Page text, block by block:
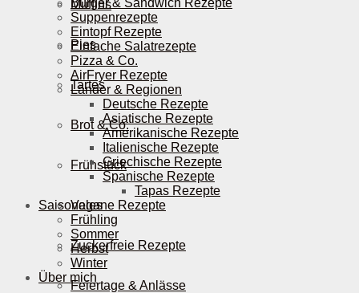
Muffins
Pies
Tartes
Brot & Co.
Frühstück
Vegane Rezepte
Zuckerfreie Rezepte
Feiertage & Anlässe
Burger & Sandwich Rezepte
Suppenrezepte
Eintopf Rezepte
Einfache Salatrezepte
Pizza & Co.
AirFryer Rezepte
Länder & Regionen
Deutsche Rezepte
Asiatische Rezepte
Amerikanische Rezepte
Italienische Rezepte
Griechische Rezepte
Spanische Rezepte
Tapas Rezepte
Saisonales
Frühling
Sommer
Herbst
Winter
Über mich